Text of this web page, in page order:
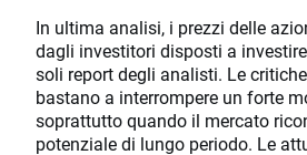
In ultima analisi, i prezzi delle
dagli investitori disposti a
soli report degli analisti. Le
bastano a interrompere un forte
soprattutto quando il mercato
potenziale di lungo periodo. Le